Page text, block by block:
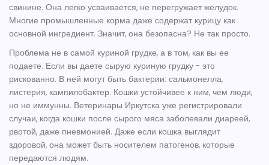
свинине. Она легко усваивается, не перегружает желудок.
Многие промышленные корма даже содержат курицу как
основной ингредиент. Значит, она безопасна? Не так просто.
Проблема не в самой куриной грудке, а в том, как вы ее
подаете. Если вы даете сырую куриную грудку - это
рискованно. В ней могут быть бактерии: сальмонелла,
листерия, кампилобактер. Кошки устойчивее к ним, чем люди,
но не иммунны. Ветеринары Иркутска уже регистрировали
случаи, когда кошки после сырого мяса заболевали диареей,
рвотой, даже пневмонией. Даже если кошка выглядит
здоровой, она может быть носителем патогенов, которые
передаются людям.